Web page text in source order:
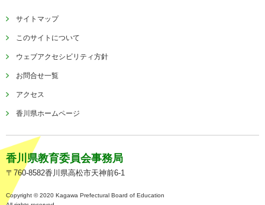
サイトマップ
このサイトについて
ウェブアクセシビリティ方針
お問合せ一覧
アクセス
香川県ホームページ
香川県教育委員会事務局
〒760-8582香川県高松市天神前6-1
Copyright © 2020 Kagawa Prefectural Board of Education